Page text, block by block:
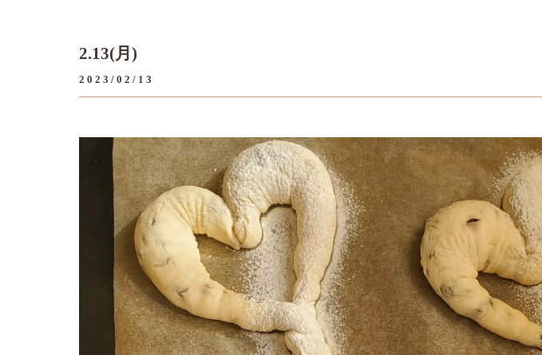
2.13(月)
2023/02/13